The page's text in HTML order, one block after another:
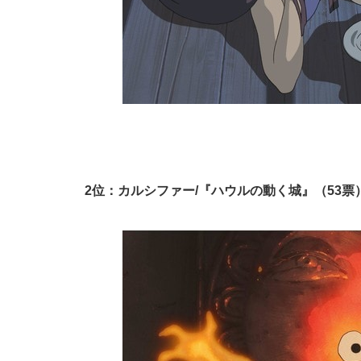
2位：カルシファー/『ハウルの動く城』（53票